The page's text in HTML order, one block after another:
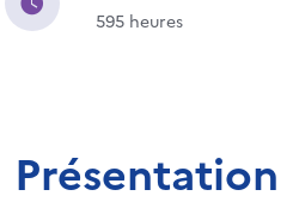
595 heures
Présentation